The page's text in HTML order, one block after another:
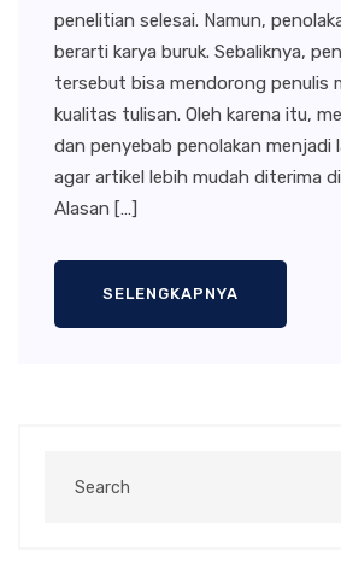
penelitian selesai. Namun,
berarti karya buruk. Sebaliknya,
tersebut bisa mendorong penulis
kualitas tulisan. Oleh karena itu,
dan penyebab penolakan menjadi
agar artikel lebih mudah diterima
Alasan […]
SELENGKAPNYA